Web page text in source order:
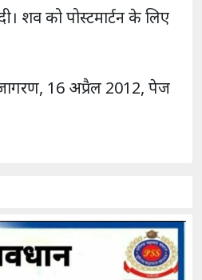
शव को पोस्टमार्टन के लिए
16 अप्रैल 2012, पेज